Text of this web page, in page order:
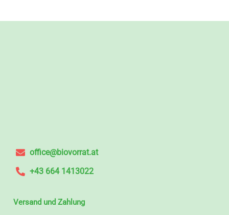
office@biovorrat.at
+43 664 1413022
Versand und Zahlung